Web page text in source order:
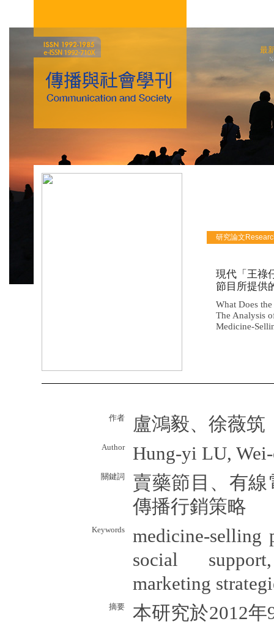
最
研究論文
現代「王祿
節目所提供
What Does
The Analysis
Medicine-
作者 盧鴻毅、徐薇筑
Author Hung-yi LU,
關鍵詞
賣藥節目、有
傳播行銷策略
Keywords
medicine-selling
social
marketing
摘要
本研究於2012年